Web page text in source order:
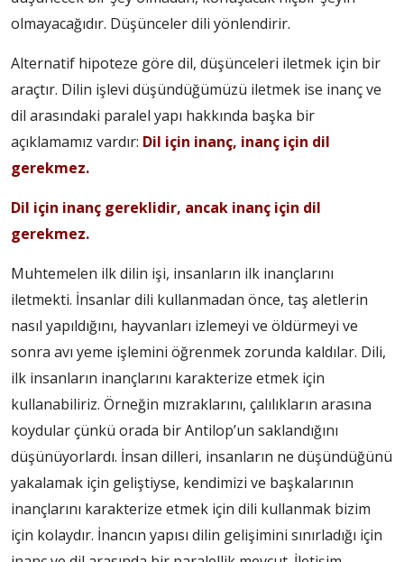
olmayacağıdır. Düşünceler dili yönlendirir.
Alternatif hipoteze göre dil, düşünceleri iletmek için bir
araçtır. Dilin işlevi düşündüğümüzü iletmek ise inanç ve
dil arasındaki paralel yapı hakkında başka bir
açıklamamız vardır: Dil için inanç, inanç için dil
gerekmez.
Dil için inanç gereklidir, ancak inanç için dil
gerekmez.
Muhtemelen ilk dilin işi, insanların ilk inançlarını
iletmekti. İnsanlar dili kullanmadan önce, taş aletlerin
nasıl yapıldığını, hayvanları izlemeyi ve öldürmeyi ve
sonra avı yeme işlemini öğrenmek zorunda kaldılar. Dili,
ilk insanların inançlarını karakterize etmek için
kullanabiliriz. Örneğin mızraklarını, çalılıkların arasına
koydular çünkü orada bir Antilop’un saklandığını
düşünüyorlardı. İnsan dilleri, insanların ne düşündüğünü
yakalamak için geliştiyse, kendimizi ve başkalarının
inançlarını karakterize etmek için dili kullanmak bizim
için kolaydır. İnancın yapısı dilin gelişimini sınırladığı için